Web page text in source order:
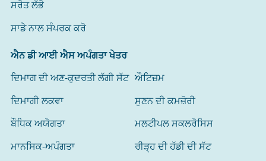
ਸਰੋਤ ਲੱਭੋ
ਸਾਡੇ ਨਾਲ ਸੰਪਰਕ ਕਰੋ
ਐਨ ਡੀ ਆਈ ਐਸ ਅਪੰਗਤਾ ਖੇਤਰ
ਦਿਮਾਗ ਦੀ ਅਣ-ਕੁਦਰਤੀ ਲੱਗੀ ਸੱਟ ਔਟਿਜ਼ਮ
ਦਿਮਾਗੀ ਲਕਵਾ
ਸੁਣਨ ਦੀ ਕਮਜ਼ੋਰੀ
ਬੌਧਿਕ ਅਯੋਗਤਾ
ਮਲਟੀਪਲ ਸਕਲਰੋਸਿਸ
ਮਾਨਸਿਕ-ਅਪੰਗਤਾ
ਰੀੜ੍ਹ ਦੀ ਹੱਡੀ ਦੀ ਸੱਟ